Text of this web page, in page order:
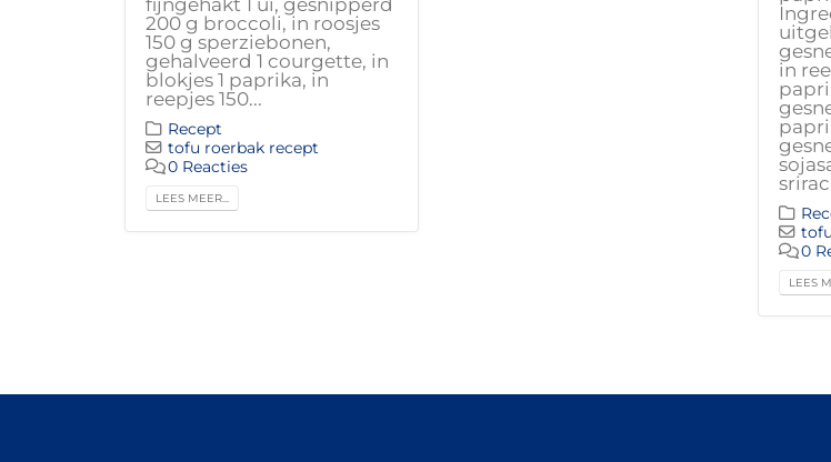
in
0
LEES
200 g broccoli, in roosjes
150 g sperziebonen,
gehalveerd 1 courgette, in
blokjes 1 paprika, in
reepjes 150...
Recept
tofu roerbak recept
0 Reacties
LEES MEER...